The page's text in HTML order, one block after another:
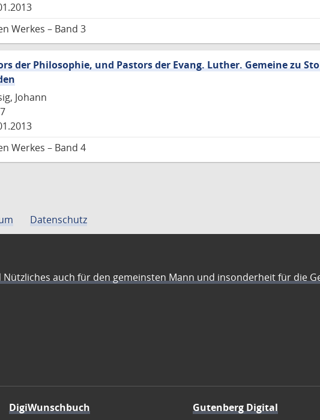
Werkes – Band 3
der Philosophie, und Pastors der Evang. Luther. Gemeine zu
Johann
Werkes – Band 4
Datenschutz
Nützliches auch für den gemeinsten Mann und insonderheit für die
DigiWunschbuch Gutenberg Digital